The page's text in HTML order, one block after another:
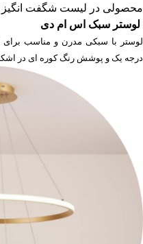
محصولی در لیست شگفت انگیز
لوستر سبک اس ام دی
لوستر
با سبکی مدرن و مناسب برای
درجه یک و پوشش رنگ کوره ای در